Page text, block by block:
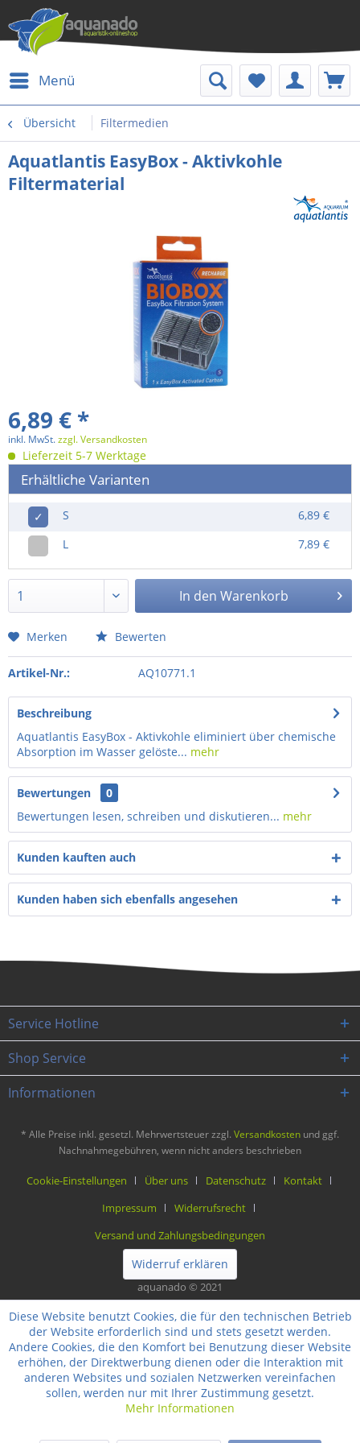
Menü
Übersicht Filtermedien
Aquatlantis EasyBox - Aktivkohle
Filtermaterial
6,89 € *
inkl. MwSt.zzgl. Versandkosten
Lieferzeit 5-7 Werktage
Erhältliche Varianten
✓ S
6,89 €
L
7,89 €
In den Warenkorb
Merken Bewerten
Artikel-Nr.: AQ10771.1
Beschreibung
Aquatlantis EasyBox - Aktivkohle eliminiert über chemische
Absorption im Wasser gelöste... mehr
Bewertungen
0
Bewertungen lesen, schreiben und diskutieren... mehr
Kunden kauften auch
Kunden haben sich ebenfalls angesehen
Service Hotline
Shop Service
Informationen
* Alle Preise inkl. gesetzl. Mehrwertsteuer zzgl. Versandkosten und ggf.
Nachnahmegebühren, wenn nicht anders beschrieben
Cookie-Einstellungen Über uns Datenschutz
Kontakt
Impressum
Widerrufsrecht
Versand und Zahlungsbedingungen
Widerruf erklären
aquanado © 2021
Diese Website benutzt Cookies, die für den technischen Betrieb
der Website erforderlich sind und stets gesetzt werden.
Andere Cookies, die den Komfort bei Benutzung dieser Website
erhöhen, der Direktwerbung dienen oder die Interaktion mit
anderen Websites und sozialen Netzwerken vereinfachen
sollen, werden nur mit Ihrer Zustimmung gesetzt.
Mehr Informationen